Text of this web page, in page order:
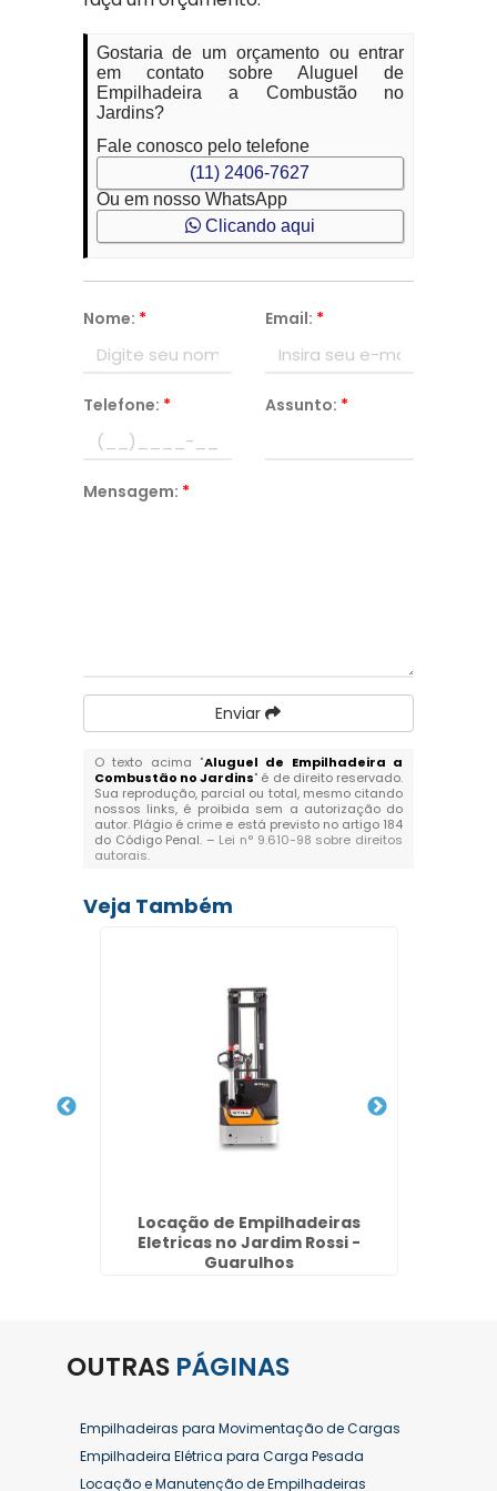
Gostaria de um orçamento ou entrar
em contato sobre Aluguel de
Empilhadeira a Combustão no
Jardins?
Fale conosco pelo telefone
(11) 2406-7627
Ou em nosso WhatsApp
Clicando aqui
Nome: * Email: *
Telefone: * Assunto: *
Mensagem: *
Enviar
O texto acima "Aluguel de Empilhadeira a
Combustão no Jardins" é de direito reservado.
Sua reprodução, parcial ou total, mesmo citando
nossos links, é proibida sem a autorização do
autor. Plágio é crime e está previsto no artigo 184
do Código Penal. – Lei n° 9.610-98 sobre direitos
autorais.
Veja Também
Locação de Empilhadeiras
Eletricas no Jardim Rossi -
Guarulhos
OUTRAS PÁGINAS
Empilhadeiras para Movimentação de Cargas
Empilhadeira Elétrica para Carga Pesada
Locação e Manutenção de Empilhadeiras